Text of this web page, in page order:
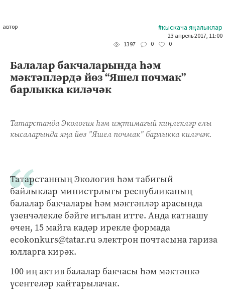
автор #кыскача яңалыклар
23 апрель 2017, 11:00
1397
0 0
Балалар бакчаларында һәм
мәктәпләрдә йөз “Яшел почмак”
барлыкка киләчәк
Татарстанда Экология һәм иҗтимагый киңлекләр елы
кысаларында яңа йөз "Яшел почмак" барлыкка киләчәк.
Татарстанның Экология һәм табигый
байлыклар министрлыгы республиканың
балалар бакчалары һәм мәктәпләр арасында
үзенчәлекле бәйге игълан итте. Анда катнашу
өчен, 15 майга кадәр ирекле формада
ecokonkurs@tatar.ru электрон почтасына гариза
юлларга кирәк.
100 иң актив балалар бакчасы һәм мәктәпкә
үсентеләр кайтарылачак.